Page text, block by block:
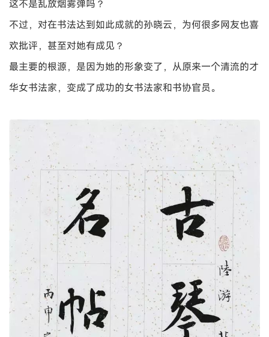
这不是乱放烟雾弹吗？
不过，对在书法达到如此成就的孙晓云，为何很多网友也喜
欢批评，甚至对她有成见？
最主要的根源，是因为她的形象变了，从原来一个清流的才
华女书法家，变成了成功的女书法家和书协官员。